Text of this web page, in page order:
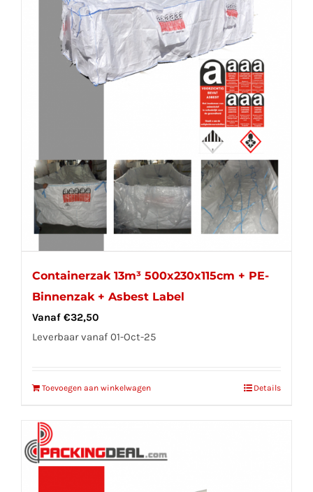
Containerzak 13m³ 500x230x115cm + PE-
Binnenzak + Asbest Label
Vanaf €32,50
Leverbaar vanaf 01-Oct-25
Toevoegen aan winkelwagen Details